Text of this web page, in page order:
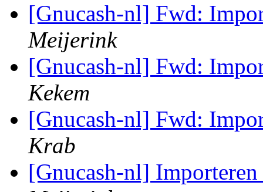
[Gnucash-nl] Fwd:
Meijerink
[Gnucash-nl] Fwd:
Kekem
[Gnucash-nl] Fwd:
Krab
[Gnucash-nl]